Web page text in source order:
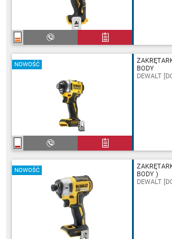
NOWOŚĆ
BODY
DEWALT
NOWOŚĆ
BODY )
DEWALT